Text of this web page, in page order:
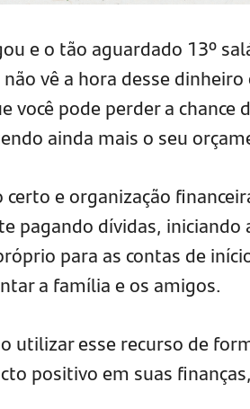
e o tão aguardado 13º
vê a hora desse
você pode perder a chance
ainda mais o seu
e organização
pagando dívidas, iniciando
para as contas de
a família e os amigos.
utilizar esse recurso de
positivo em suas